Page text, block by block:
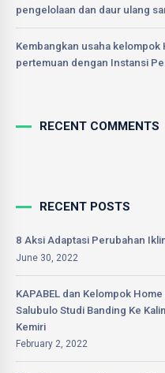
pengelolaan dan daur ulang
Kembangkan usaha kelompok
pertemuan dengan Instansi
RECENT COMMENTS
RECENT POSTS
8 Aksi Adaptasi Perubahan
June 30, 2022
KAPABEL dan Kelompok
Salubulo Studi Banding Ke
Kemiri
February 2, 2022